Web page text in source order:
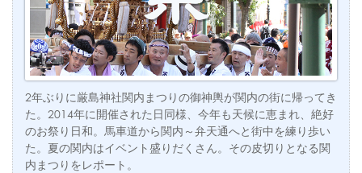
2年ぶりに厳島神社関内まつりの御神輿が関内の街に帰ってき
た。2014年に開催された日同様、今年も天候に恵まれ、絶好
のお祭り日和。馬車道から関内～弁天通へと街中を練り歩い
た。夏の関内はイベント盛りだくさん。その皮切りとなる関
内まつりをレポート。